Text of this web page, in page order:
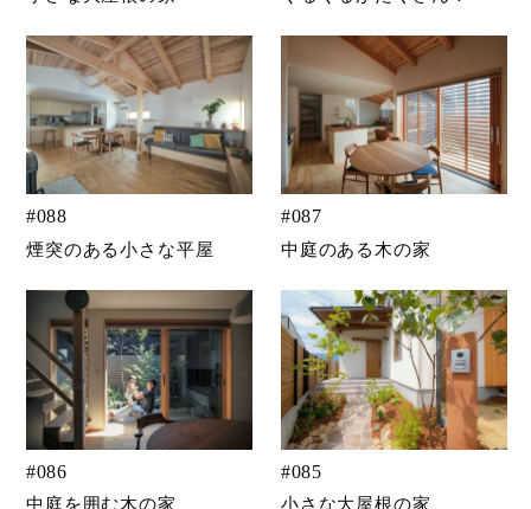
#088
煙突のある小さな平屋
#087
中庭のある木の家
#086
中庭を囲む木の家
#085
小さな大屋根の家